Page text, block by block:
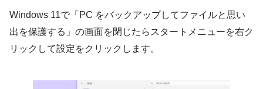
Windows 11で「PC をバックアップしてファイルと思い
出を保護する」の画面を閉じたらスタートメニューを右ク
リックして設定をクリックします。